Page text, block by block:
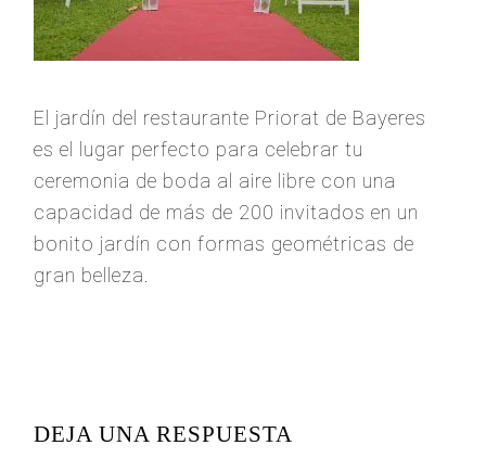
El jardín del restaurante Priorat de Bayeres
es el lugar perfecto para celebrar tu
ceremonia de boda al aire libre con una
capacidad de más de 200 invitados en un
bonito jardín con formas geométricas de
gran belleza.
DEJA UNA RESPUESTA